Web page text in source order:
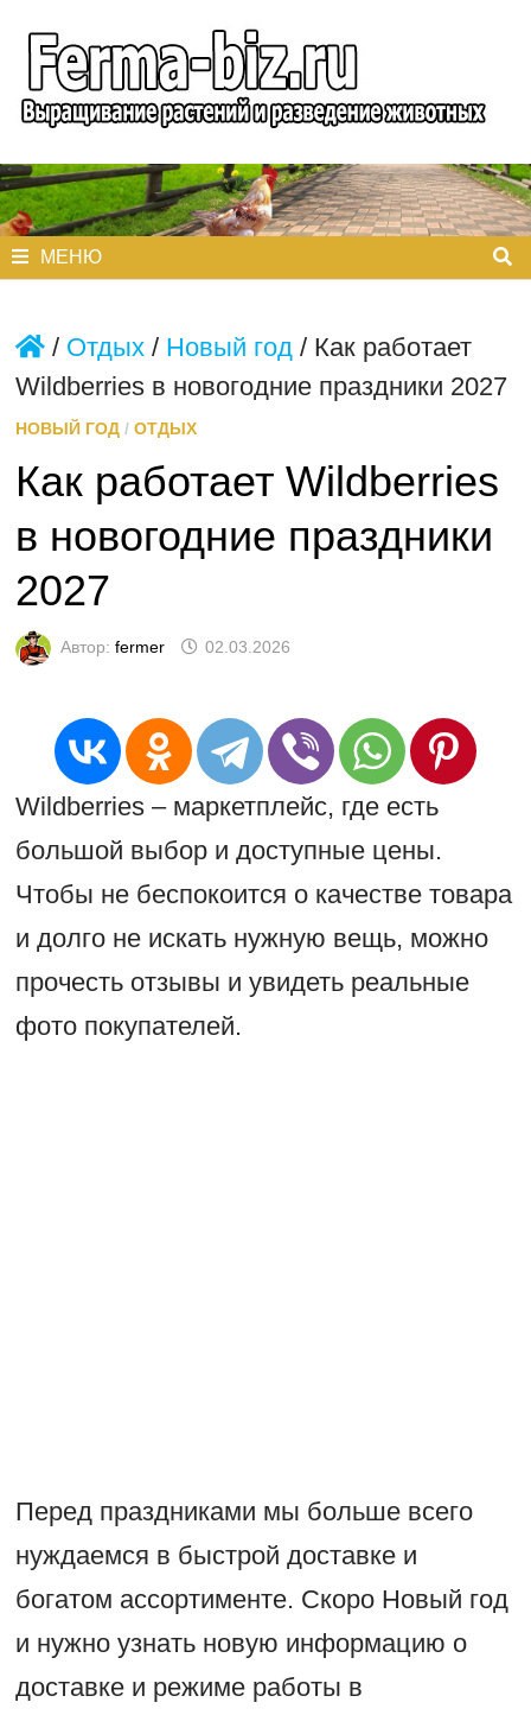
содержимому
МЕНЮ
/ Отдых/ Новый год/ Как работает
Wildberries в новогодние праздники 2027
НОВЫЙ ГОД/ ОТДЫХ
Как работает Wildberries
в новогодние праздники
2027
Автор: fermer 02.03.2026
Wildberries – маркетплейс, где есть
большой выбор и доступные цены.
Чтобы не беспокоится о качестве товара
и долго не искать нужную вещь, можно
прочесть отзывы и увидеть реальные
фото покупателей.
Перед праздниками мы больше всего
нуждаемся в быстрой доставке и
богатом ассортименте. Скоро Новый год
и нужно узнать новую информацию о
доставке и режиме работы в